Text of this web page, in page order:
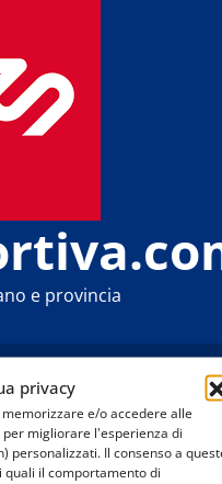
privacy
e/o accedere alle
migliorare l'esperienza di
personalizzati. Il consenso a
il comportamento di
e provincia